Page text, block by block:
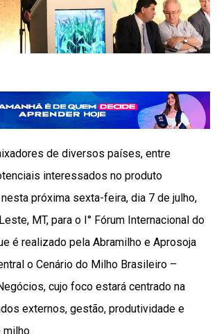
de diversos países, entre
interessados no produto
próxima sexta-feira, dia 7 de julho,
MT, para o I° Fórum Internacional do
é realizado pela Abramilho e Aprosoja
o Cenário do Milho Brasileiro –
cujo foco estará centrado na
externos, gestão, produtividade e